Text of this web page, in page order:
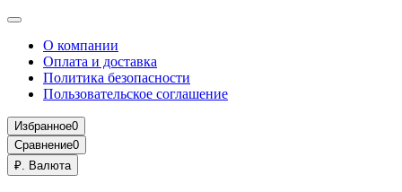
О компании
Оплата и доставка
Политика безопасности
Пользовательское соглашение
Избранное0
Сравнение0
₽. Валюта